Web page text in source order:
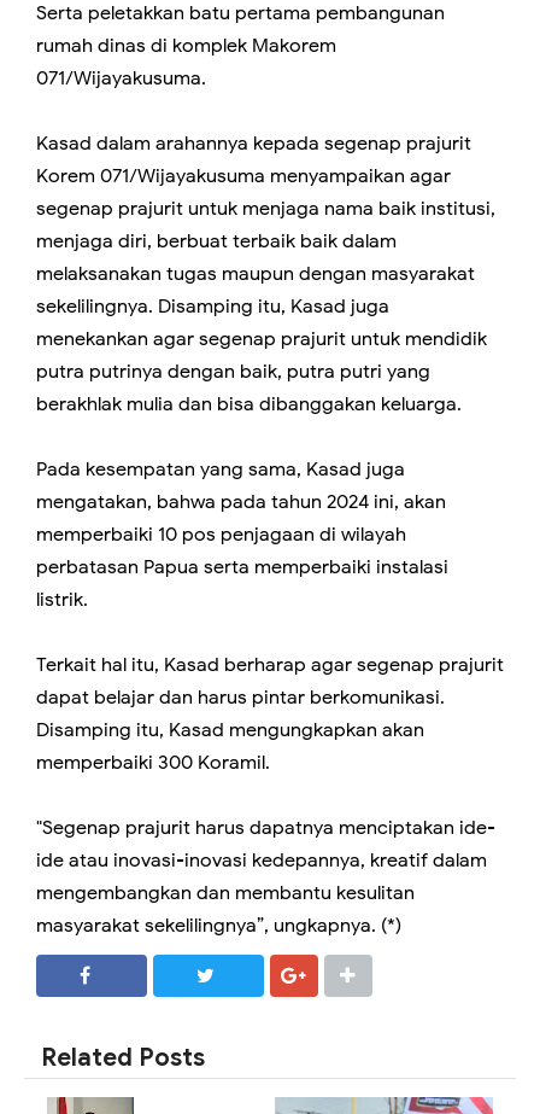
Serta peletakkan batu pertama pembangunan
rumah dinas di komplek Makorem
071/Wijayakusuma.
Kasad dalam arahannya kepada segenap prajurit
Korem 071/Wijayakusuma menyampaikan agar
segenap prajurit untuk menjaga nama baik institusi,
menjaga diri, berbuat terbaik baik dalam
melaksanakan tugas maupun dengan masyarakat
sekelilingnya. Disamping itu, Kasad juga
menekankan agar segenap prajurit untuk mendidik
putra putrinya dengan baik, putra putri yang
berakhlak mulia dan bisa dibanggakan keluarga.
Pada kesempatan yang sama, Kasad juga
mengatakan, bahwa pada tahun 2024 ini, akan
memperbaiki 10 pos penjagaan di wilayah
perbatasan Papua serta memperbaiki instalasi
listrik.
Terkait hal itu, Kasad berharap agar segenap prajurit
dapat belajar dan harus pintar berkomunikasi.
Disamping itu, Kasad mengungkapkan akan
memperbaiki 300 Koramil.
"Segenap prajurit harus dapatnya menciptakan ide-
ide atau inovasi-inovasi kedepannya, kreatif dalam
mengembangkan dan membantu kesulitan
masyarakat sekelilingnya”, ungkapnya. (*)
Related Posts